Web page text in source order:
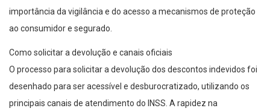
importância da vigilância e do acesso a mecanismos de proteção
ao consumidor e segurado.
Como solicitar a devolução e canais oficiais
O processo para solicitar a devolução dos descontos indevidos foi
desenhado para ser acessível e desburocratizado, utilizando os
principais canais de atendimento do INSS. A rapidez na